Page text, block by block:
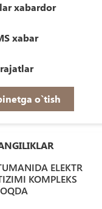
xabardor
xabar
o`tish
ELEKTR
KOMPLEKS